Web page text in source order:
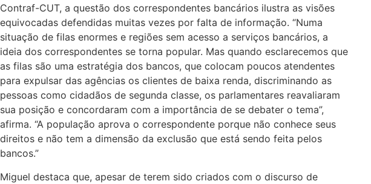
Contraf-CUT, a questão dos correspondentes bancários ilustra as visões
equivocadas defendidas muitas vezes por falta de informação. “Numa
situação de filas enormes e regiões sem acesso a serviços bancários, a
ideia dos correspondentes se torna popular. Mas quando esclarecemos que
as filas são uma estratégia dos bancos, que colocam poucos atendentes
para expulsar das agências os clientes de baixa renda, discriminando as
pessoas como cidadãos de segunda classe, os parlamentares reavaliaram
sua posição e concordaram com a importância de se debater o tema”,
afirma. “A população aprova o correspondente porque não conhece seus
direitos e não tem a dimensão da exclusão que está sendo feita pelos
bancos.”
Miguel destaca que, apesar de terem sido criados com o discurso de